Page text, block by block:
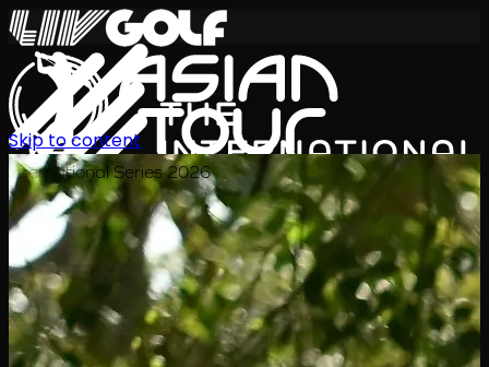
International Series 2026
TH
Skip to content